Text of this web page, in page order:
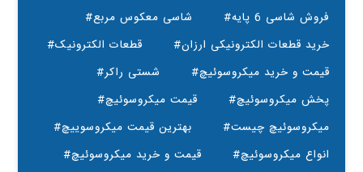
#فروش شاسی 6 پایه
#شاسی معکوس مربع
#خرید قطعات الکترونیکی ارزان
#قطعات الکترونیک
#قیمت و خرید میکروسوئیچ
#شستی راکر
#پخش میکروسوئیچ
#قیمت میکروسوئیچ
#میکروسوئیچ چیست
#بهترین قیمت میکروسوییچ
#انواع میکروسوئیچ
#قیمت و خرید میکروسوئیچ